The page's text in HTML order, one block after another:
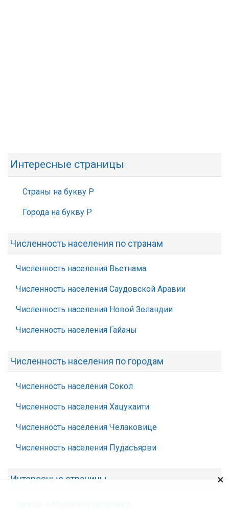
Интересные страницы
Страны на букву Р
Города на букву Р
Численность населения по странам
Численность населения Вьетнама
Численность населения Саудовской Аравии
Численность населения Новой Зеландии
Численность населения Гайаны
Численность населения по городам
Численность населения Сокол
Численность населения Хацукаити
Численность населения Челаковице
Численность населения Пудасъярви
Интересные страницы ×